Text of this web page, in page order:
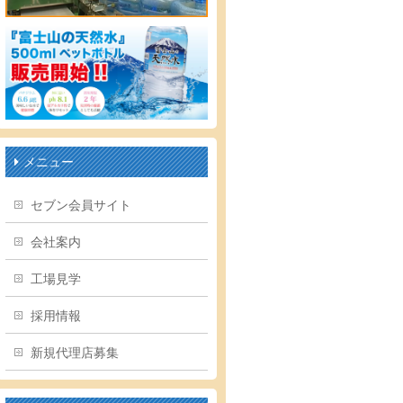
メニュー
セブン会員サイト
会社案内
工場見学
採用情報
新規代理店募集